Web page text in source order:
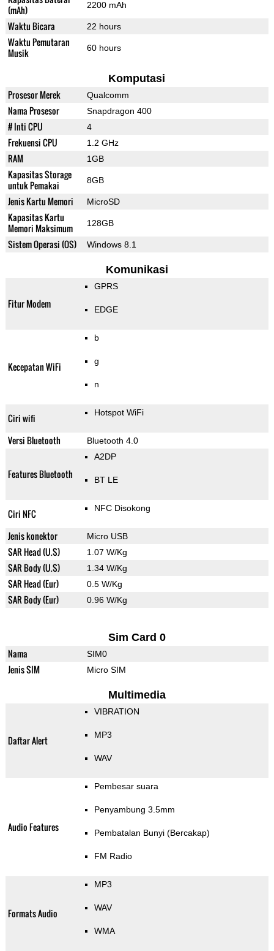
(mAh)
2200 mAh
Waktu Bicara 22 hours
Waktu Pemutaran
Musik
60 hours
Komputasi
Prosesor Merek Qualcomm
Nama Prosesor Snapdragon 400
# Inti CPU 4
Frekuensi CPU 1.2 GHz
RAM 1GB
Kapasitas Storage
untuk Pemakai
8GB
Jenis Kartu Memori MicroSD
Kapasitas Kartu
Memori Maksimum
128GB
Sistem Operasi (OS) Windows 8.1
Komunikasi
Fitur Modem
GPRS
EDGE
Kecepatan WiFi
b
g
n
Ciri wifi Hotspot WiFi
Versi Bluetooth Bluetooth 4.0
Features Bluetooth
A2DP
BT LE
Ciri NFC NFC Disokong
Jenis konektor Micro USB
SAR Head (U.S) 1.07 W/Kg
SAR Body (U.S) 1.34 W/Kg
SAR Head (Eur) 0.5 W/Kg
SAR Body (Eur) 0.96 W/Kg
Sim Card 0
Nama SIM0
Jenis SIM Micro SIM
Multimedia
Daftar Alert
VIBRATION
MP3
WAV
Audio Features
Pembesar suara
Penyambung 3.5mm
Pembatalan Bunyi (Bercakap)
FM Radio
Formats Audio
MP3
WAV
WMA